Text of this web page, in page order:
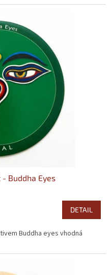
Buddha Eyes
DETAIL
Buddha eyes vhodná